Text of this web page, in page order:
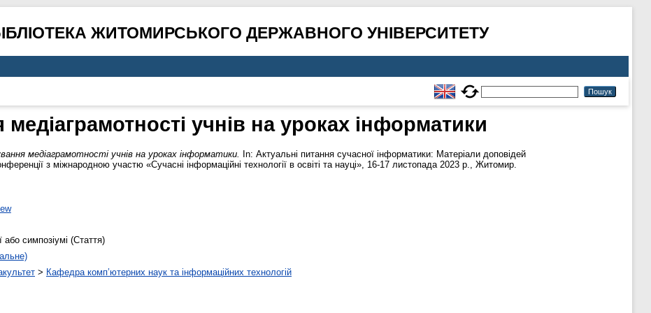
ЖИТОМИРСЬКОГО ДЕРЖАВНОГО УНІВЕРСИТЕТУ
учнів на уроках інформатики
медіаграмотності учнів на уроках інформатики.
In: Актуальні питання сучасної інформатики: Матеріали доповідей
з міжнародною участю «Сучасні інформаційні технології в освіті та науці», 16-17 листопада 2023 р., Житомир.
або симпозіумі (Стаття)
> Кафедра комп’ютерних наук та інформаційних технологій